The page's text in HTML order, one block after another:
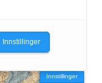
Innstillinger
Innstillinger